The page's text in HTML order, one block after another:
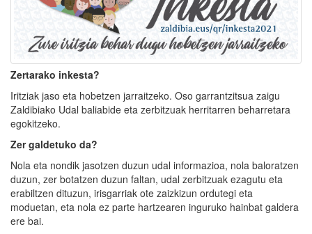
Zertarako inkesta?
Iritziak jaso eta hobetzen jarraitzeko. Oso garrantzitsua zaigu
Zaldibiako Udal baliabide eta zerbitzuak herritarren beharretara
egokitzeko.
Zer galdetuko da?
Nola eta nondik jasotzen duzun udal informazioa, nola baloratzen
duzun, zer botatzen duzun faltan, udal zerbitzuak ezagutu eta
erabiltzen dituzun, irisgarriak ote zaizkizun ordutegi eta
moduetan, eta nola ez parte hartzearen inguruko hainbat galdera
ere bai.